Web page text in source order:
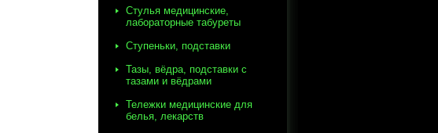
Стулья медицинские,
лабораторные табуреты
Ступеньки, подставки
Тазы, вёдра, подставки с
тазами и вёдрами
Тележки медицинские для
белья, лекарств